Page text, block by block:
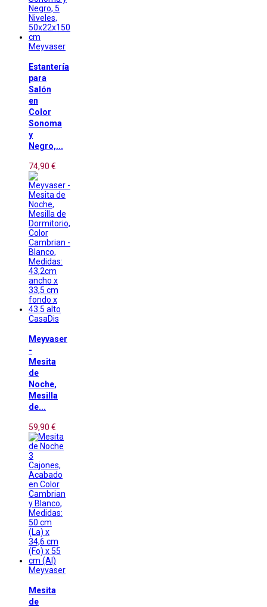
Meyvaser
Estantería
para
Salón
en
Color
Sonoma
y
Negro,...
74,90 €
CasaDis
Meyvaser
-
Mesita
de
Noche,
Mesilla
de...
59,90 €
Meyvaser
Mesita
de